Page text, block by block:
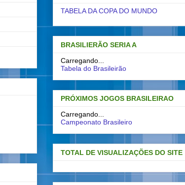
TABELA DA COPA DO MUNDO
BRASILIERÃO SERIA A
Carregando...
Tabela do Brasileirão
PRÓXIMOS JOGOS BRASILEIRAO
Carregando...
Campeonato Brasileiro
TOTAL DE VISUALIZAÇÕES DO SITE